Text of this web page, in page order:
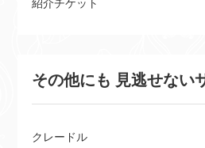
紹介チケット
その他にも 見逃せない
クレードル